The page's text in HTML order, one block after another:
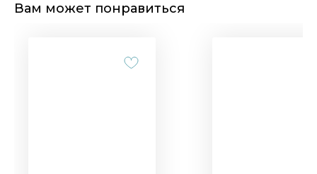
Вам может понравиться